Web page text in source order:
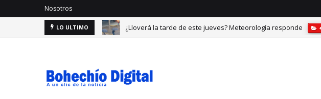
Nosotros
LO ULTIMO ¿Lloverá la tarde de este jueves? Meteorología responde